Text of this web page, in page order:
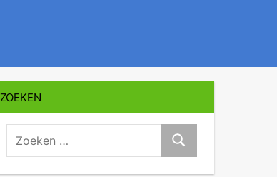
ZOEKEN
zoeken:
Zoeken